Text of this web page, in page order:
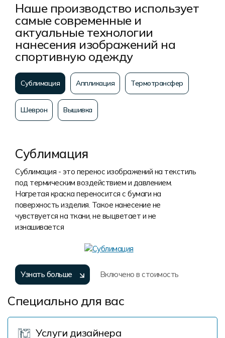
Наше производство использует
самые современные и
актуальные технологии
нанесения изображений на
спортивную одежду
Сублимация Аппликация Термотрансфер
Шеврон Вышивка
Сублимация
Сублимация - это перенос изображений на текстиль
под термическим воздействием и давлением.
Нагретая краска переносится с бумаги на
поверхность изделия. Такое нанесение не
чувствуется на ткани, не выцветает и не
изнашивается
Узнать больше Включено в стоимость
Специально для вас
Услуги дизайнера